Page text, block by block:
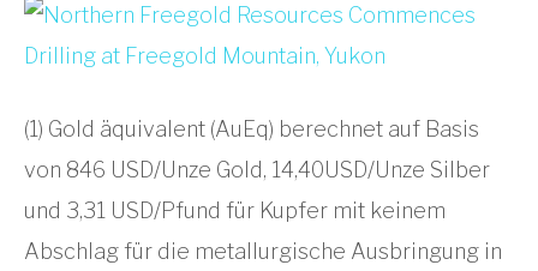
(1) Gold äquivalent (AuEq) berechnet auf Basis
von 846 USD/Unze Gold, 14,40USD/Unze Silber
und 3,31 USD/Pfund für Kupfer mit keinem
Abschlag für die metallurgische Ausbringung in